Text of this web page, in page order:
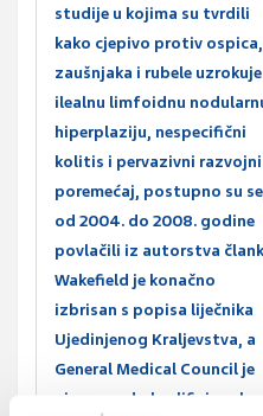
studije u kojima su tvrdili
kako cjepivo protiv ospica,
zaušnjaka i rubele uzrokuje
ilealnu limfoidnu
hiperplaziju, nespecifični
kolitis i pervazivni razvojni
poremećaj, postupno su
od 2004. do 2008. godine
povlačili iz autorstva
Wakefield je konačno
izbrisan s popisa liječnika
Ujedinjenog Kraljevstva, a
General Medical Council je
njegov rad okvalificirao kao